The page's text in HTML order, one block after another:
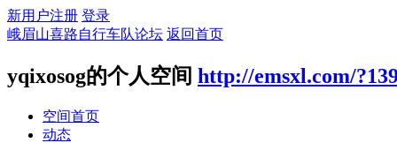
新用户注册 登录
峨眉山喜路自行车队论坛 返回首页
yqixosog的个人空间 http://emsxl.com/
空间首页
动态